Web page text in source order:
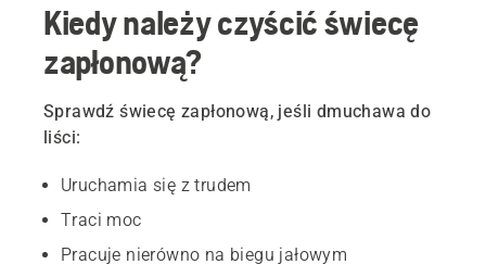
Kiedy należy czyścić świecę
zapłonową?
Sprawdź świecę zapłonową, jeśli dmuchawa do
liści:
Uruchamia się z trudem
Traci moc
Pracuje nierówno na biegu jałowym